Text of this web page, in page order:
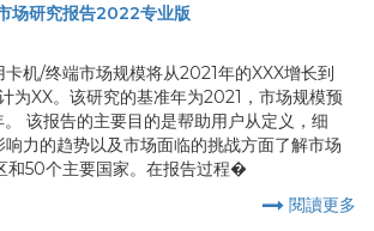
场研究报告2022专业版
机/终端市场规模将从2021年的XXX增长到
为XX。该研究的基准年为2021，市场规模预
该报告的主要目的是帮助用户从定义，细
力的趋势以及市场面临的挑战方面了解市场
和50个主要国家。在报告过程�
閱讀更多